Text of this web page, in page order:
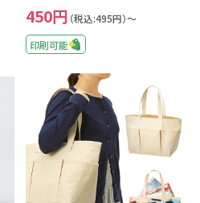
450円 （税込:495円）～
印刷可能